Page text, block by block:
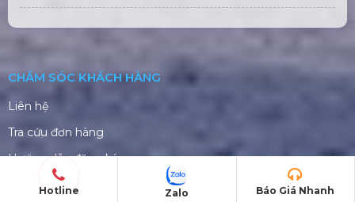
CHĂM SÓC KHÁCH HÀNG
Liên hệ
Tra cứu đơn hàng
Hướng dẫn đăng ký
Chính sách bảo hành
Hotline Báo Giá Nhanh
Zalo